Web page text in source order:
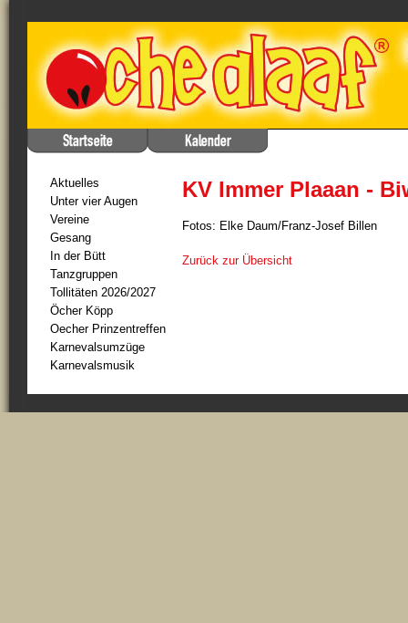
Aktuelles
Unter vier Augen
Vereine
Gesang
In der Bütt
Tanzgruppen
Tollitäten 2026/2027
Öcher Köpp
Oecher Prinzentreffen
Karnevalsumzüge
Karnevalsmusik
KV Immer Plaaan -
Fotos: Elke Daum/Franz-Josef Billen
Zurück zur Übersicht